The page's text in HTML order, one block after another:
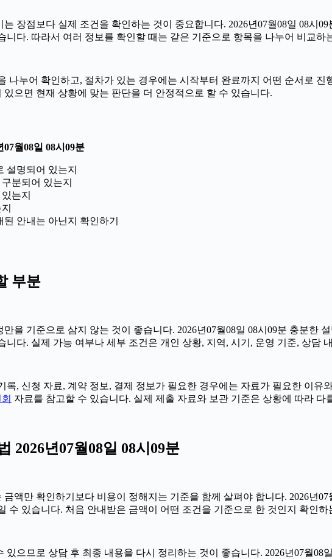
장점보다 실제 조건을 확인하는 것이 중요합니다. 2026년07월08일 08시
니다. 따라서 여러 정보를 확인할 때는 같은 기준으로 항목을 나누어 비교하
나누어 확인하고, 절차가 있는 경우에는 시작부터 완료까지 어떤 순서로 진
으면 현재 상황에 맞는 판단을 더 안정적으로 할 수 있습니다.
월08일 08시09분
설명되어 있는지
분되어 있는지
는지
된 안내는 아닌지 확인하기
부분
을 기준으로 삼지 않는 것이 좋습니다. 2026년07월08일 08시09분 충분한
다. 실제 가능 여부나 세부 조건은 개인 상황, 지역, 시기, 운영 기준, 상담
, 신청 자료, 계약 정보, 결제 정보가 필요한 경우에는 자료가 필요한 이유
자료를 참고할 수 있습니다. 실제 제출 자료와 보관 기준은 상황에 따라
2026년07월08일 08시09분
액만 확인하기보다 비용이 정해지는 기준을 함께 살펴야 합니다. 2026년
수 있습니다. 처음 안내받은 금액이 어떤 조건을 기준으로 한 것인지 확인하
으므로 상담 후 최종 내용을 다시 정리하는 것이 좋습니다. 2026년07월08